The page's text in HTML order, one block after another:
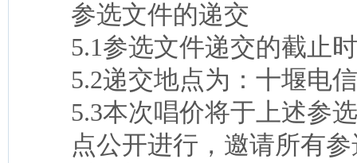
参选文件的递交
5.1参选文件递交的截止
5.2递交地点为：十堰电
5.3本次唱价将于上述参
点公开进行，邀请所有